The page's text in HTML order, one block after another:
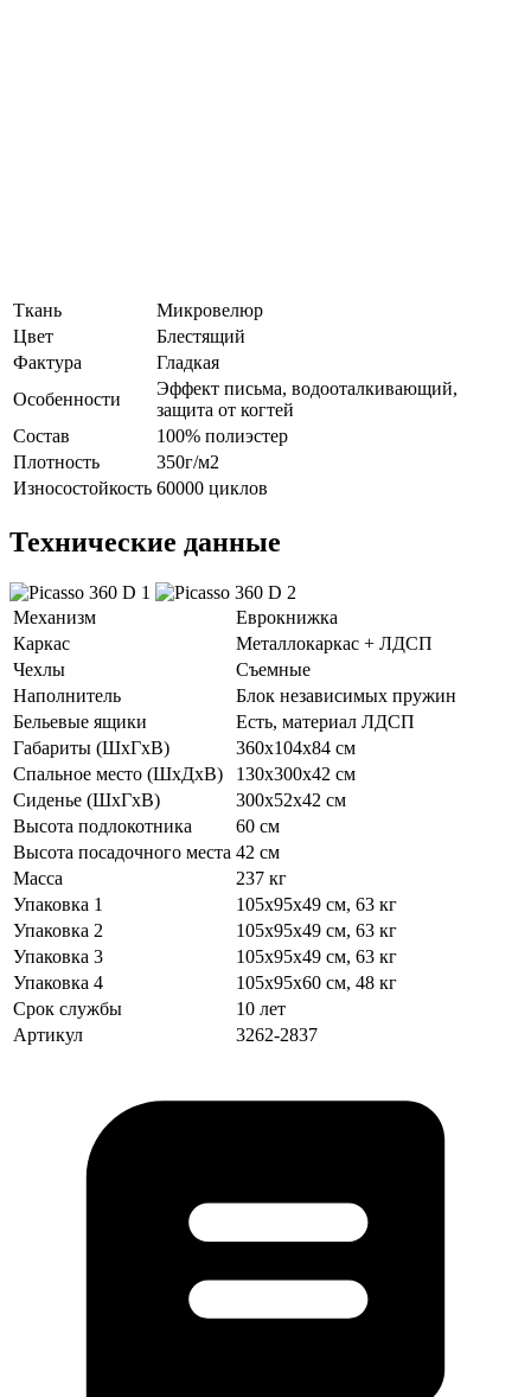
Ткань
Микровелюр
Цвет
Блестящий
Фактура
Гладкая
Особенности
Эффект письма, водооталкивающий,
защита от когтей
Состав
100% полиэстер
Плотность
350г/м2
Износостойкость 60000 циклов
Технические данные
Механизм
Еврокнижка
Каркас
Металлокаркас + ЛДСП
Чехлы
Съемные
Наполнитель
Блок независимых пружин
Бельевые ящики
Есть, материал ЛДСП
Габариты (ШхГхВ)
360х104х84 см
Спальное место (ШхДхВ)
130х300х42 см
Сиденье (ШхГхВ)
300х52х42 см
Высота подлокотника
60 см
Высота посадочного места 42 см
Масса
237 кг
Упаковка 1
105х95х49 см, 63 кг
Упаковка 2
105х95х49 см, 63 кг
Упаковка 3
105х95х49 см, 63 кг
Упаковка 4
105х95х60 см, 48 кг
Срок службы
10 лет
Артикул
3262-2837